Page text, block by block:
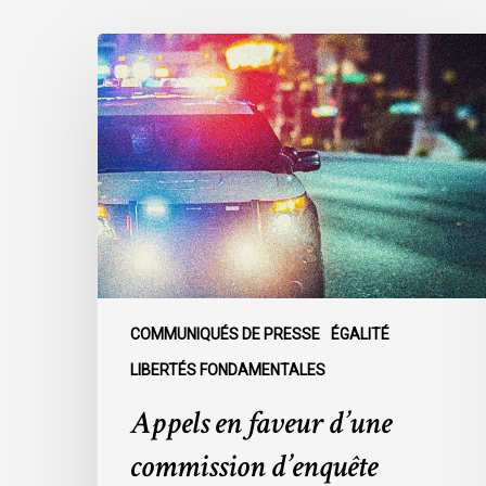
COMMUNIQUÉS DE PRESSE ÉGALITÉ
LIBERTÉS FONDAMENTALES
Appels
en
faveur
d’une
commission
d’enquête
publique
sur
le
racisme
policier
Appels en faveur d’une
commission d’enquête